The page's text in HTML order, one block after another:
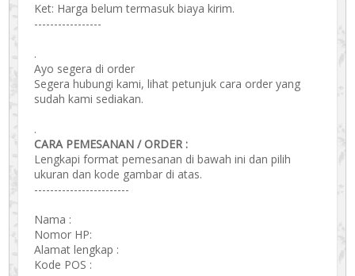
Ket: Harga belum termasuk biaya kirim.
-----------------
.
Ayo segera di order
Segera hubungi kami, lihat petunjuk cara order yang
sudah kami sediakan.
.
CARA PEMESANAN / ORDER :
Lengkapi format pemesanan di bawah ini dan pilih
ukuran dan kode gambar di atas.
------------------------
Nama :
Nomor HP:
Alamat lengkap :
Kode POS :